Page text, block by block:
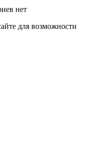
нет
для возможности